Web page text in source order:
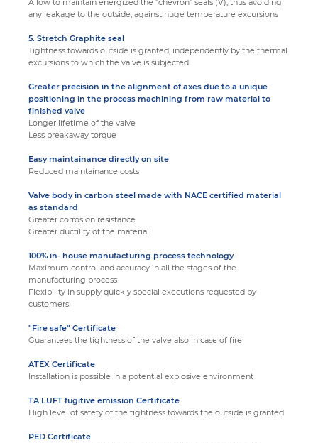
Allow to maintain energized the "chevron" seals (V), thus avoiding
any leakage to the outside, against huge temperature excursions
5. Stretch Graphite seal
Tightness towards outside is granted, independently by the thermal
excursions to which the valve is subjected
Greater precision in the alignment of axes due to a unique
positioning in the process machining from raw material to
finished valve
Longer lifetime of the valve
Less breakaway torque
Easy maintainance directly on site
Reduced maintainance costs
Valve body in carbon steel made with NACE certified material
as standard
Greater corrosion resistance
Greater ductility of the material
100% in- house manufacturing process technology
Maximum control and accuracy in all the stages of the
manufacturing process
Flexibility in supply quickly special executions requested by
customers
"Fire safe" Certificate
Guarantees the tightness of the valve also in case of fire
ATEX Certificate
Installation is possible in a potential explosive environment
TA LUFT fugitive emission Certificate
High level of safety of the tightness towards the outside is granted
PED Certificate